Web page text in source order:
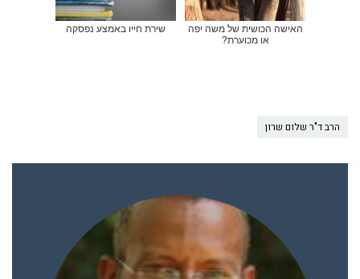
האישה הכושית של משה יפה
או מכוערת?
שירת חייו באמצע נפסקה
הרב ד"ר שלום שרון